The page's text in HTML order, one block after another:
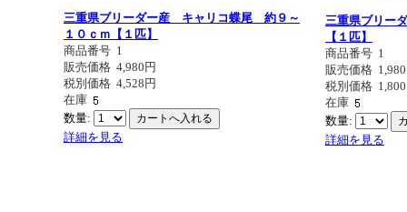
三重県ブリーダー産 キャリコ蝶尾 約９～
１０ｃｍ【１匹】
商品番号 1
販売価格 4,980円
税別価格 4,528円
在庫
数量:
詳細を見る
三重県ブリー
【１匹】
商品番号 1
販売価格
税別価格
在庫
数量:
詳細を見る